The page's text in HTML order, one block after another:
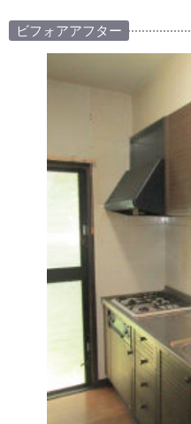
ビフォアアフター